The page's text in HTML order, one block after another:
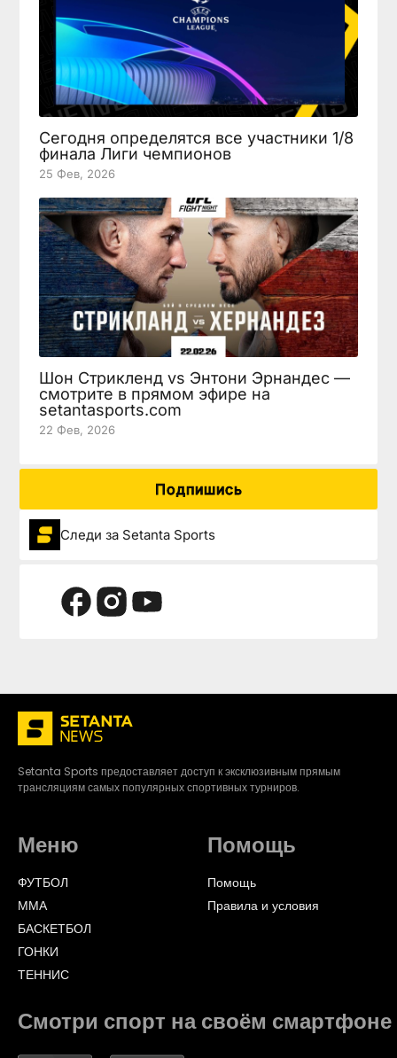
Сегодня определятся все участники 1/8
финала Лиги чемпионов
25 Фев, 2026
Шон Стрикленд vs Энтони Эрнандес —
смотрите в прямом эфире на
setantasports.com
22 Фев, 2026
Подпишись
Следи за Setanta Sports
Setanta Sports предоставляет доступ к эксклюзивным прямым
трансляциям самых популярных спортивных турниров.
Меню
ФУТБОЛ
ММА
БАСКЕТБОЛ
ГОНКИ
ТЕННИС
Помощь
Помощь
Правила и условия
Смотри спорт на своём смартфоне